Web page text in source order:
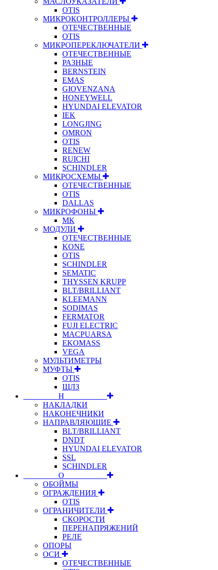
OTIS
МИКРОКОНТРОЛЛЕРЫ
ОТЕЧЕСТВЕННЫЕ
OTIS
МИКРОПЕРЕКЛЮЧАТЕЛИ
ОТЕЧЕСТВЕННЫЕ
РАЗНЫЕ
BERNSTEIN
EMAS
GIOVENZANA
HONEYWELL
HYUNDAI ELEVATOR
IEK
LONGJING
OMRON
OTIS
RENEW
RUICHI
SCHINDLER
МИКРОСХЕМЫ
ОТЕЧЕСТВЕННЫЕ
OTIS
DALLAS
МИКРОФОНЫ
МК
МОДУЛИ
ОТЕЧЕСТВЕННЫЕ
KONE
OTIS
SCHINDLER
SEMATIC
THYSSEN KRUPP
BLT/BRILLIANT
KLEEMANN
SODIMAS
FERMATOR
FUJI ELECTRIC
MACPUARSA
EKOMASS
VEGA
МУЛЬТИМЕТРЫ
МУФТЫ
OTIS
ЩЛЗ
⠀⠀⠀⠀⠀⠀Н⠀⠀⠀⠀⠀⠀⠀
НАКЛАДКИ
НАКОНЕЧНИКИ
НАПРАВЛЯЮЩИЕ
BLT/BRILLIANT
DNDT
HYUNDAI ELEVATOR
SSL
SCHINDLER
⠀⠀⠀⠀⠀⠀О⠀⠀⠀⠀⠀⠀⠀
ОБОЙМЫ
ОГРАЖДЕНИЯ
OTIS
ОГРАНИЧИТЕЛИ
СКОРОСТИ
ПЕРЕНАПРЯЖЕНИЙ
РЕЛЕ
ОПОРЫ
ОСИ
ОТЕЧЕСТВЕННЫЕ